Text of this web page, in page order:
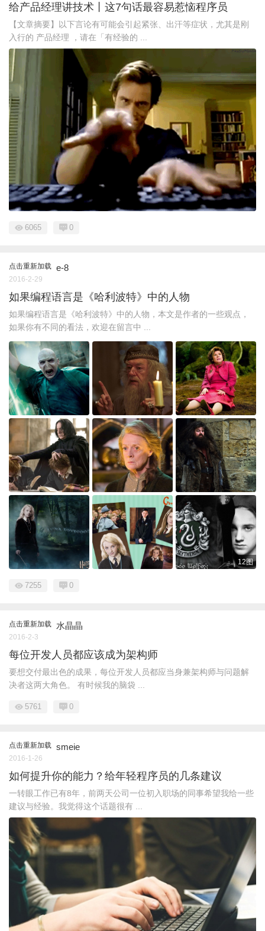
给产品经理讲技术丨这7句话最容易惹恼程序员
【文章摘要】以下言论有可能会引起紧张、出汗等症状，尤其是刚
入行的 产品经理 ，请在「有经验的 ...
6065 0
点击重新加载 e-8
2016-2-29
如果编程语言是《哈利波特》中的人物
如果编程语言是《哈利波特》中的人物，本文是作者的一些观点，
如果你有不同的看法，欢迎在留言中 ...
12图
7255 0
点击重新加载 水晶晶
2016-2-3
每位开发人员都应该成为架构师
要想交付最出色的成果，每位开发人员都应当身兼架构师与问题解
决者这两大角色。 有时候我的脑袋 ...
5761 0
点击重新加载 smeie
2016-1-26
如何提升你的能力？给年轻程序员的几条建议
一转眼工作已有8年，前两天公司一位初入职场的同事希望我给一些
建议与经验。我觉得这个话题很有 ...